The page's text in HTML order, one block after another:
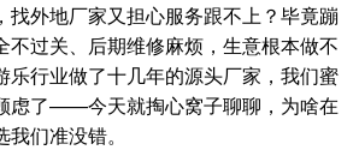
找外地厂家又担心服务跟不上？毕竟蹦
不过关、后期维修麻烦，生意根本做不
乐行业做了十几年的源头厂家，我们蜜
虑了——今天就掏心窝子聊聊，为啥在
们准没错。